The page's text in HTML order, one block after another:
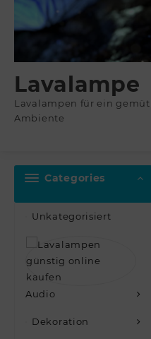
Lavalampe
Lavalampen für ein
Ambiente
Categories
Unkategorisiert
Audio
Dekoration